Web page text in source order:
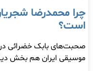
چرا محمدرضا
است؟
صحبت‌های بابک خضرائی
موسیقی ایران هم بخش